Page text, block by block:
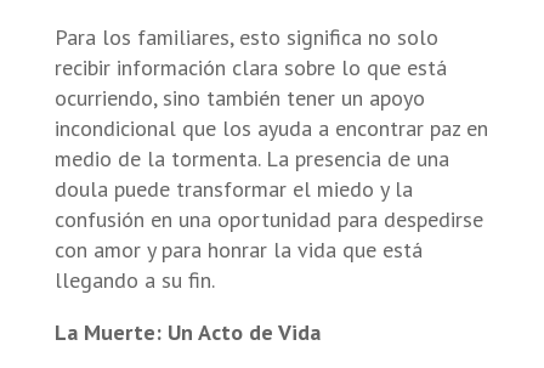
Para los familiares, esto significa no solo
recibir información clara sobre lo que está
ocurriendo, sino también tener un apoyo
incondicional que los ayuda a encontrar paz en
medio de la tormenta. La presencia de una
doula puede transformar el miedo y la
confusión en una oportunidad para despedirse
con amor y para honrar la vida que está
llegando a su fin.
La Muerte: Un Acto de Vida